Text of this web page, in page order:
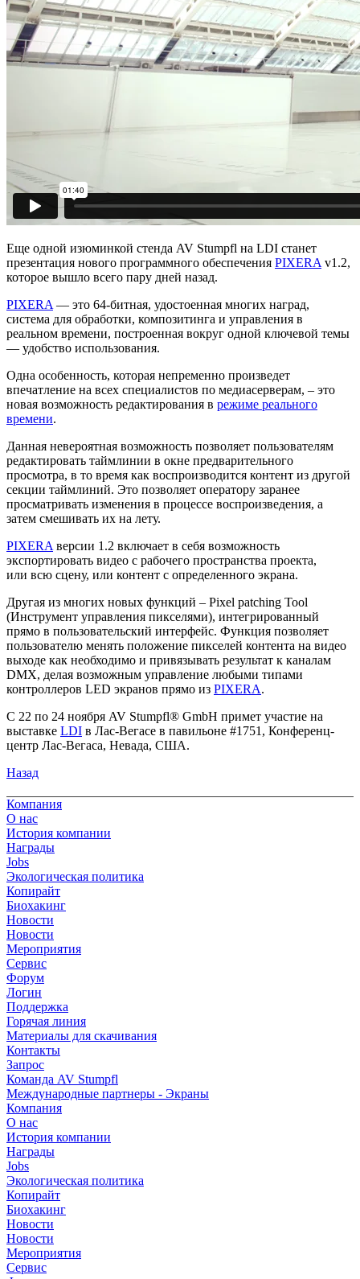
Еще одной изюминкой стенда AV Stumpfl на LDI станет
презентация нового программного обеспечения PIXERA v1.2,
которое вышло всего пару дней назад.
PIXERA — это 64-битная, удостоенная многих наград,
система для обработки, композитинга и управления в
реальном времени, построенная вокруг одной ключевой темы
— удобство использования.
Одна особенность, которая непременно произведет
впечатление на всех специалистов по медиасерверам, – это
новая возможность редактирования в режиме реального
времени.
Данная невероятная возможность позволяет пользователям
редактировать таймлинии в окне предварительного
просмотра, в то время как воспроизводится контент из другой
секции таймлиний. Это позволяет оператору заранее
просматривать изменения в процессе воспроизведения, а
затем смешивать их на лету.
PIXERA версии 1.2 включает в себя возможность
экспортировать видео с рабочего пространства проекта,
или всю сцену, или контент с определенного экрана.
Другая из многих новых функций – Pixel patching Tool
(Инструмент управления пикселями), интегрированный
прямо в пользовательский интерфейс. Функция позволяет
пользователю менять положение пикселей контента на видео
выходе как необходимо и привязывать результат к каналам
DMX, делая возможным управление любыми типами
контроллеров LED экранов прямо из PIXERA.
С 22 по 24 ноября AV Stumpfl® GmbH примет участие на
выставке LDI в Лас-Вегасе в павильоне #1751, Конференц-
центр Лас-Вегаса, Невада, США.
Назад
Компания
О нас
История компании
Награды
Jobs
Экологическая политика
Копирайт
Биохакинг
Новости
Новости
Мероприятия
Сервис
Форум
Логин
Поддержка
Горячая линия
Материалы для скачивания
Контакты
Запрос
Команда AV Stumpfl
Международные партнеры - Экраны
Компания
О нас
История компании
Награды
Jobs
Экологическая политика
Копирайт
Биохакинг
Новости
Новости
Мероприятия
Сервис